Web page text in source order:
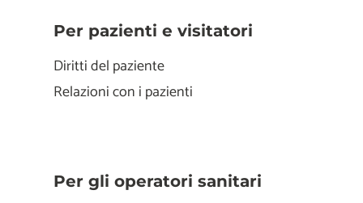
Per pazienti e visitatori
Diritti del paziente
Relazioni con i pazienti
Per gli operatori sanitari